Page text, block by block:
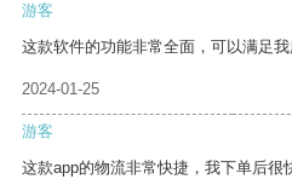
游客
这款软件的功能非常全面，可以满足我
2024-01-25
游客
这款app的物流非常快捷，我下单后很